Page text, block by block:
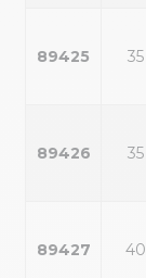
89425 35
89426 35
89427 40